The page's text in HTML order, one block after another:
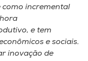
incremental
e tem
e sociais.
inovação de